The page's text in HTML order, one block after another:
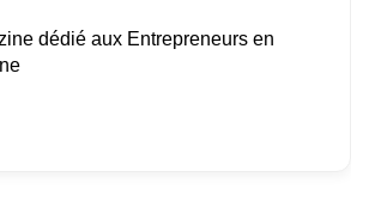
dédié aux Entrepreneurs en